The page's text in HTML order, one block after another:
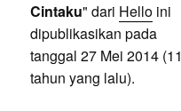
Cintaku" dari Helloini
dipublikasikan pada
tanggal 27 Mei 2014 (11
tahun yang lalu).